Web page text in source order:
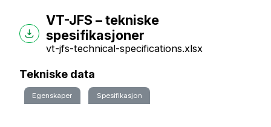
VT-JFS – tekniske
spesifikasjoner
vt-jfs-technical-specifications.xlsx
Tekniske data
Egenskaper Spesifikasjon